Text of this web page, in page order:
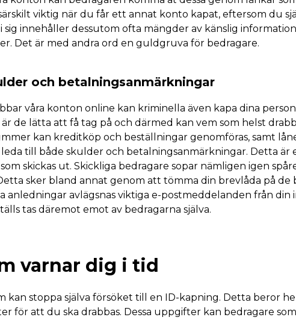
viktig när du får ett annat konto kapat, eftersom du
innehåller dessutom ofta mängder av känslig information
Det är med andra ord en guldgruva för bedragare.
och betalningsanmärkningar
våra konton online kan kriminella även kapa dina
de lätta att få tag på och därmed kan vem som helst
kan kreditköp och beställningar genomföras, samt
till både skulder och betalningsanmärkningar. Detta är
skickas ut. Skickliga bedragare sopar nämligen igen
sker bland annat genom att tömma din brevlåda på de
anledningar avlägsnas viktiga e-postmeddelanden från din
tas däremot emot av bedragarna själva.
varnar dig i tid
kan stoppa själva försöket till en ID-kapning. Detta beror
för att du ska drabbas. Dessa uppgifter kan bedragare